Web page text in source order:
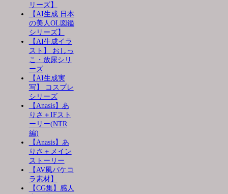
リーズ】
【AI生成 日本
の美人OL図鑑
シリーズ】
【AI生成イラ
スト】 おしっ
こ・放尿シリ
ーズ
【AI生成実
写】 コスプレ
シリーズ
【Anasis】あ
りさ＋IFスト
ーリー(NTR
編)
【Anasis】あ
りさ＋メイン
ストーリー
【AV風パケコ
ラ素材】
【CG集】感人